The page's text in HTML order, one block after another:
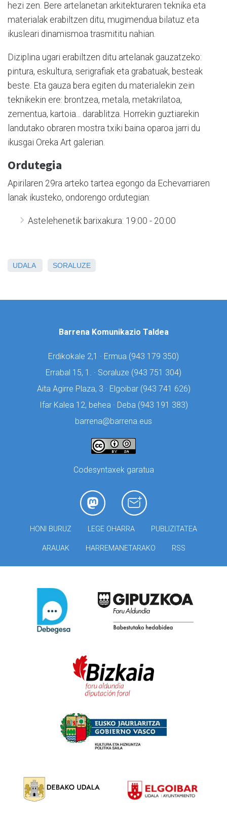
hezi zen. Bere artelanetan arkitekturaren teknika eta
materialak erabiltzen ditu, mugimendua bilatuz eta
ikusleari dinamismoa trasmititu nahian.
Diziplina ugari erabiltzen ditu artelanak gauzatzeko:
pintura, eskultura, serigrafiak eta grabatuak, besteak
beste. Eta gauza bera egiten du materialekin zein
teknikekin ere: brontzea, metala, metakrilatoa,
zementua, kartoia... darablitza. Horrekin guztiarekin
landutako obraren mostra txiki baina oparoa jarri du
ikusgai Oreka Art galerian.
Ordutegia
Apirilaren 29ra arteko tartea egongo da Echevarriaren
lanak ikusteko, ondorengo ordutegian:
Astelehenetik barixakura: 19:00 - 20:00
UDALA SORALUZE
Barrena Komunikazio Taldea
Erdikokale 2,1 · Ermua (943 179 350)
Errabal 15, 1. · Soraluze (943 751 304)
Aita Agirre Plaza, 3 · Elgoibar (943 741 626)
Ifar Kalea 12, behea · Deba (943 191 383)
barrena@barrena.eus
Codesyntaxek garatua
HONI BURUZ LEGE OHARRA PUBLIZITATEA
ARAUAK HARREMANETARAKO RSS